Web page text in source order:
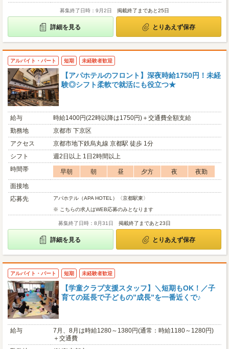
募集終了日時：9月2日 掲載終了まであと25日
詳細を見る とりあえず保存
アルバイト・パート 短期 未経験者歓迎
【アパホテルのフロント】深夜時給1750円！未経
験◎シフト柔軟で就活にも役立つ★
給与
時給1400円(22時以降は1750円)＋交通費全額支給
勤務地
京都市 下京区
アクセス
京都市地下鉄烏丸線 京都駅 徒歩 1分
シフト
週2日以上 1日2時間以上
時間帯
早朝 朝 昼 夕方 夜
夜勤
面接地
応募先
アパホテル（APA HOTEL）〈京都駅東〉
※ こちらの求人はWEB応募のみとなります
募集終了日時：8月31日 掲載終了まであと23日
詳細を見る とりあえず保存
アルバイト・パート 短期 未経験者歓迎
【学童クラブ支援スタッフ】＼短期もOK！／子
育ての延長で子どもの”成長”を一番近くで♪
給与
7月、8月は時給1280～1380円(通常：時給1180～1280円)
＋交通費